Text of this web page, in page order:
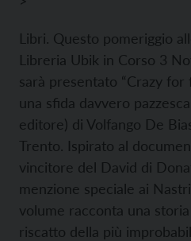
Libri. Questo pomeriggio
Libreria Ubik in Corso 3
sarà presentato “Crazy
una sfida davvero
editore) di Volfango De
Trento. Ispirato al
vincitore del David di
menzione speciale ai
volume racconta una
riscatto della più